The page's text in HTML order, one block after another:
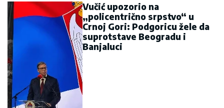
Vučić upozorio na
„policentrično srpstvo“ u
Crnoj Gori: Podgoricu žele da
suprotstave Beogradu i
Banjaluci